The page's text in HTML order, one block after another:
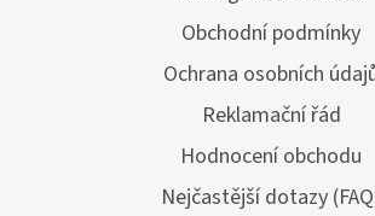
Obchodní podmínky
Ochrana osobních
Reklamační řád
Hodnocení obchodu
Nejčastější dotazy